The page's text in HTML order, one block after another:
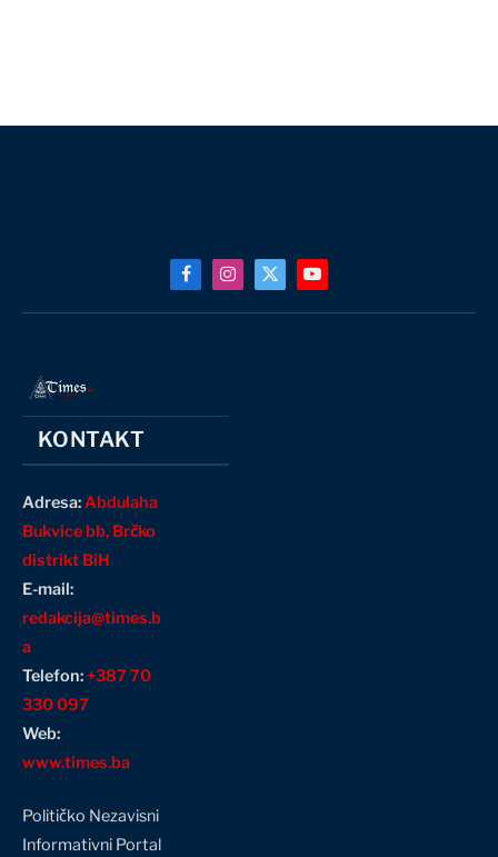
FacebookInstagram
X
YouTube
KONTAKT
Adresa:Abdulaha
Bukvice bb, Brčko
distrikt BiH
E-mail:
redakcija@times.b
a
Telefon:+387 70
330 097
Web:
www.times.ba
Političko Nezavisni
Informativni Portal